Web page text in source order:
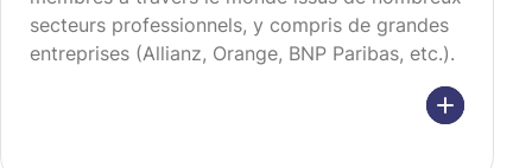
secteurs professionnels, y compris de grandes
entreprises (Allianz, Orange, BNP Paribas, etc.).